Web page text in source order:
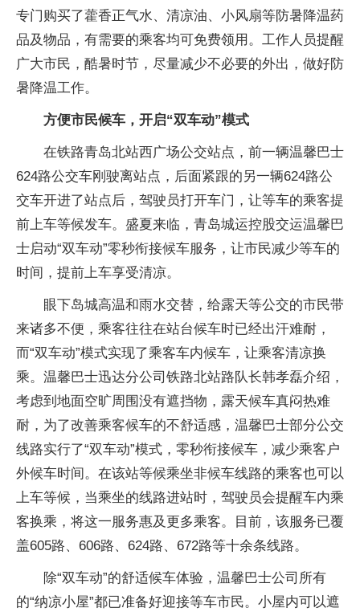
专门购买了藿香正气水、清凉油、小风扇等防暑降温药
品及物品，有需要的乘客均可免费领用。工作人员提醒
广大市民，酷暑时节，尽量减少不必要的外出，做好防
暑降温工作。
方便市民候车，开启“双车动”模式
在铁路青岛北站西广场公交站点，前一辆温馨巴士
624路公交车刚驶离站点，后面紧跟的另一辆624路公
交车开进了站点后，驾驶员打开车门，让等车的乘客提
前上车等候发车。盛夏来临，青岛城运控股交运温馨巴
士启动“双车动”零秒衔接候车服务，让市民减少等车的
时间，提前上车享受清凉。
眼下岛城高温和雨水交替，给露天等公交的市民带
来诸多不便，乘客往往在站台候车时已经出汗难耐，
而“双车动”模式实现了乘客车内候车，让乘客清凉换
乘。温馨巴士迅达分公司铁路北站路队长韩孝磊介绍，
考虑到地面空旷周围没有遮挡物，露天候车真闷热难
耐，为了改善乘客候车的不舒适感，温馨巴士部分公交
线路实行了“双车动”模式，零秒衔接候车，减少乘客户
外候车时间。在该站等候乘坐非候车线路的乘客也可以
上车等候，当乘坐的线路进站时，驾驶员会提醒车内乘
客换乘，将这一服务惠及更多乘客。目前，该服务已覆
盖605路、606路、624路、672路等十余条线路。
除“双车动”的舒适候车体验，温馨巴士公司所有
的“纳凉小屋”都已准备好迎接等车市民。小屋内可以遮